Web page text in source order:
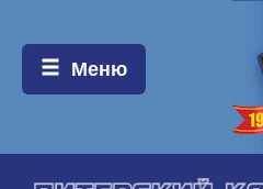
Меню:
Меню